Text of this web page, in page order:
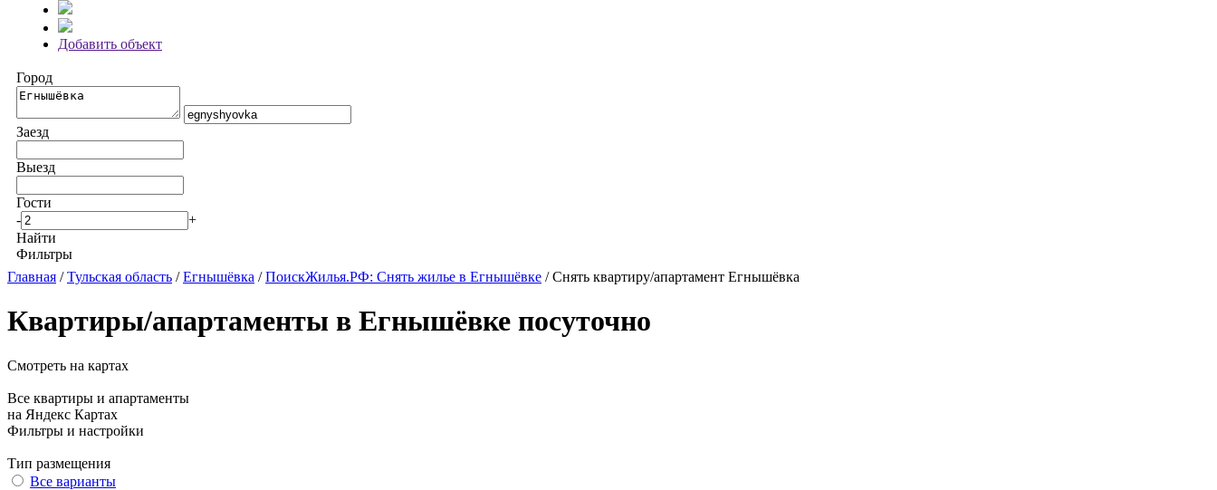
Добавить объект
Город
Заезд
Выезд
Гости
-
+
Найти
Фильтры
Главная /Тульская область /Егнышёвка /ПоискЖилья.РФ: Снять жилье в Егнышёвке / Снять квартиру/апартамент Егнышёвка
Квартиры/апартаменты в Егнышёвке посуточно
Смотреть на картах
Все квартиры и апартаменты
на Яндекс Картах
Фильтры и настройки
Тип размещения
Все варианты